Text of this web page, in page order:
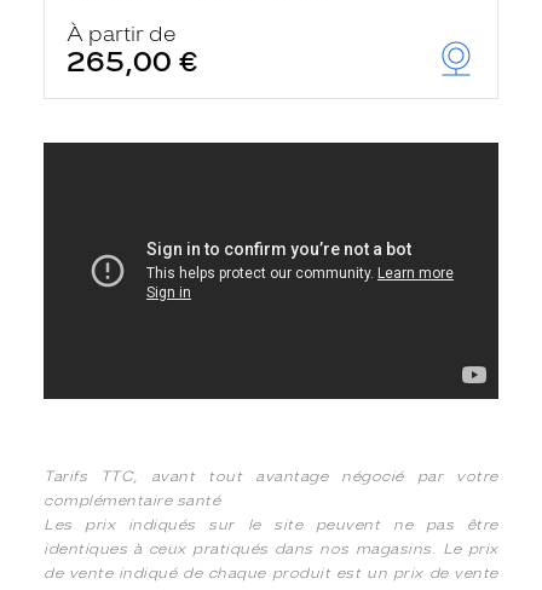
À partir de
265,00 €
Tarifs TTC, avant tout avantage négocié par votre
complémentaire santé
Les prix indiqués sur le site peuvent ne pas être
identiques à ceux pratiqués dans nos magasins. Le prix
de vente indiqué de chaque produit est un prix de vente